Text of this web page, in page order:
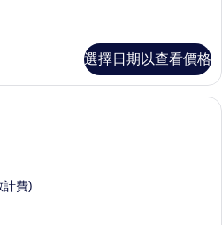
選擇日期以查看價格
豪華開放式客房 | 高級寢具、羽絨被
計費)